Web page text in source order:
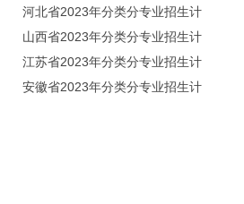
招生章程
河北省2023年分类分专业招生计
划（院校代号：1889）
山西省2023年分类分专业招生计
划（院校代号：5560）
江苏省2023年分类分专业招生计
划（院校代号：8931）
安徽省2023年分类分专业招生计